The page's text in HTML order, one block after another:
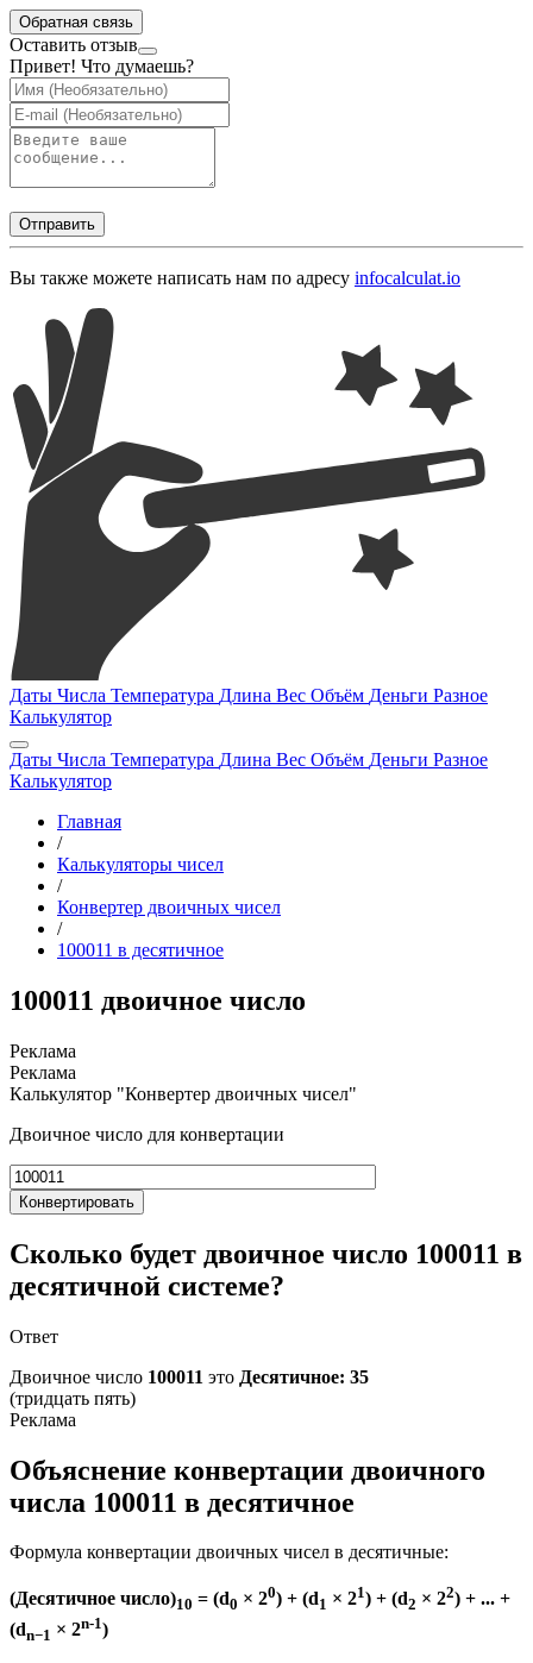
Обратная связь
Оставить отзыв
Привет! Что думаешь?
Отправить
Вы также можете написать нам по адресу infocalculat.io
Даты Числа Температура Длина Вес Объём Деньги Разное
Калькулятор
Даты Числа Температура Длина Вес Объём Деньги Разное
Калькулятор
Главная
/
Калькуляторы чисел
/
Конвертер двоичных чисел
/
100011 в десятичное
100011 двоичное число
Калькулятор "Конвертер двоичных чисел"
Двоичное число для конвертации
Конвертировать
Сколько будет двоичное число 100011 в
десятичной системе?
Ответ
Двоичное число 100011 это Десятичное: 35
(тридцать пять)
Объяснение конвертации двоичного
числа 100011 в десятичное
Формула конвертации двоичных чисел в десятичные:
(Десятичное число)10 = (d0 × 20) + (d1 × 21) + (d2 × 22) + ... +
(dn−1 × 2n-1)